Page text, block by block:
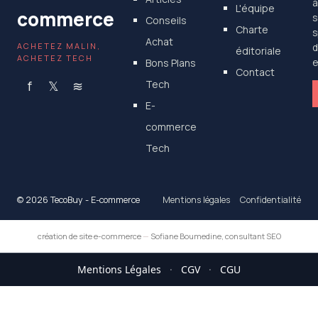
commerce
ACHETEZ MALIN,
ACHETEZ TECH
f 𝕏 ≋
Conseils
Achat
Bons Plans
Tech
E-
commerce
Tech
L'équipe
Charte
éditoriale
Contact
© 2026 TecoBuy - E-commerce Mentions légales Confidentialité
création de site e-commerce— Sofiane Boumedine, consultant SEO
Mentions Légales · CGV · CGU